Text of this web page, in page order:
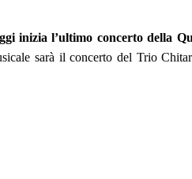
inizia l’ultimo concerto della
sarà il concerto del Trio